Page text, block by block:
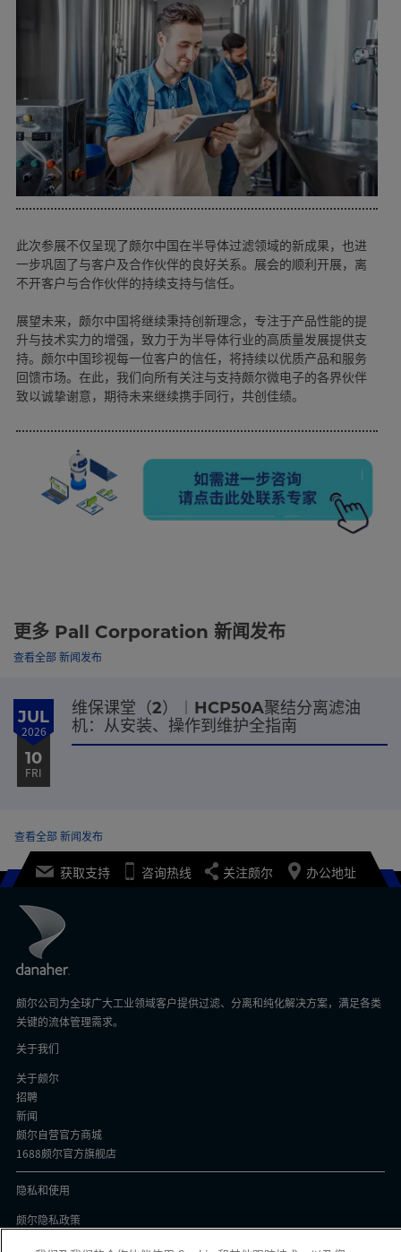
此次参展不仅呈现了颇尔中国在半导体过滤领域的新成果，也进
一步巩固了与客户及合作伙伴的良好关系。展会的顺利开展，离
不开客户与合作伙伴的持续支持与信任。
展望未来，颇尔中国将继续秉持创新理念，专注于产品性能的提
升与技术实力的增强，致力于为半导体行业的高质量发展提供支
持。颇尔中国珍视每一位客户的信任，将持续以优质产品和服务
回馈市场。在此，我们向所有关注与支持颇尔微电子的各界伙伴
致以诚挚谢意，期待未来继续携手同行，共创佳绩。
更多 Pall Corporation 新闻发布
查看全部 新闻发布
JUL
2026
10
FRI
维保课堂（2）︱HCP50A聚结分离滤油
机：从安装、操作到维护全指南
查看全部 新闻发布
获取支持 咨询热线 关注颇尔 办公地址
颇尔公司为全球广大工业领域客户提供过滤、分离和纯化解决方案，满足各类
关键的流体管理需求。
关于我们
关于颇尔
招聘
新闻
颇尔自营官方商城
1688颇尔官方旗舰店
隐私和使用
颇尔隐私政策